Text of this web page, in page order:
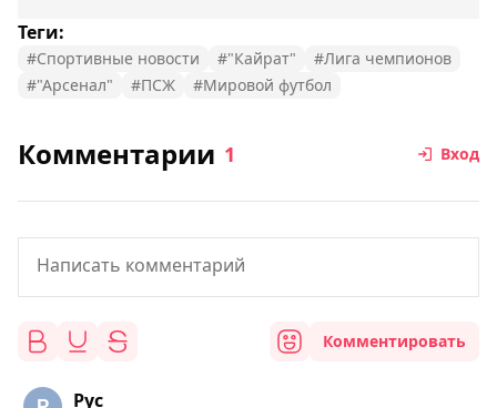
Теги:
#Спортивные новости #"Кайрат"
#Лига чемпионов
#"Арсенал"
#ПСЖ #Мировой футбол
Комментарии 1 Вход
Комментировать
Рус